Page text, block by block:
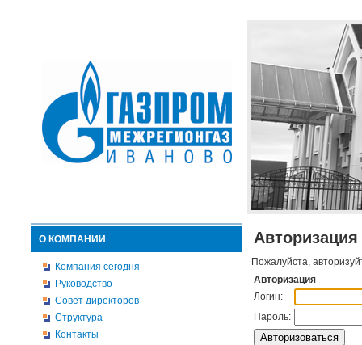
О КОМПАНИИ
Компания сегодня
Руководство
Совет директоров
Структура
Контакты
Авторизация
Пожалуйста,
Авторизация
Логин:
Пароль: